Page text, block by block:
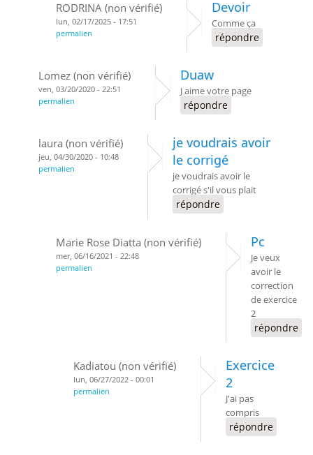
RODRINA (non vérifié)
lun, 02/17/2025 - 17:51
permalien
Devoir
Comme ça
répondre
Lomez (non vérifié)
ven, 03/20/2020 - 22:51
permalien
Duaw
J aime votre page
répondre
laura (non vérifié)
jeu, 04/30/2020 - 10:48
permalien
je voudrais avoir
le corrigé
je voudrais avoir le
corrigé s'il vous plait
répondre
Marie Rose Diatta (non vérifié)
mer, 06/16/2021 - 22:48
permalien
Pc
Je veux
avoir le
correction
de exercice
2
répondre
Kadiatou (non vérifié)
lun, 06/27/2022 - 00:01
permalien
Exercice
2
J'ai pas
compris
répondre